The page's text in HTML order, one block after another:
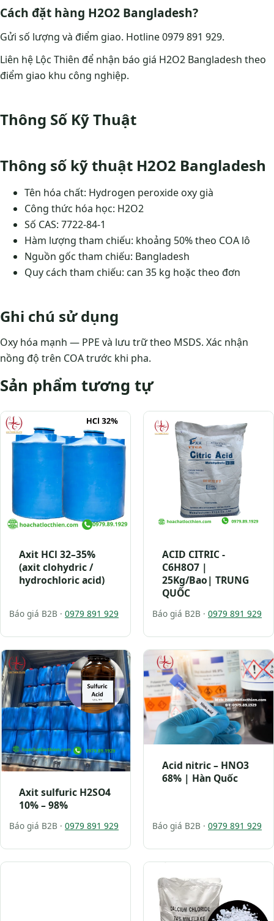
Cách đặt hàng H2O2 Bangladesh?
Gửi số lượng và điểm giao. Hotline 0979 891 929.
Liên hệ Lộc Thiên để nhận báo giá H2O2 Bangladesh theo
điểm giao khu công nghiệp.
Thông Số Kỹ Thuật
Thông số kỹ thuật H2O2 Bangladesh
Tên hóa chất: Hydrogen peroxide oxy già
Công thức hóa học: H2O2
Số CAS: 7722-84-1
Hàm lượng tham chiếu: khoảng 50% theo COA lô
Nguồn gốc tham chiếu: Bangladesh
Quy cách tham chiếu: can 35 kg hoặc theo đơn
Ghi chú sử dụng
Oxy hóa mạnh — PPE và lưu trữ theo MSDS. Xác nhận
nồng độ trên COA trước khi pha.
Sản phẩm tương tự
Axit HCl 32–35%
(axit clohydric /
hydrochloric acid)
Báo giá B2B · 0979 891 929
ACID CITRIC -
C6H8O7 |
25Kg/Bao| TRUNG
QUỐC
Báo giá B2B · 0979 891 929
Axit sulfuric H2SO4
10% – 98%
Báo giá B2B · 0979 891 929
Acid nitric – HNO3
68% | Hàn Quốc
Báo giá B2B · 0979 891 929